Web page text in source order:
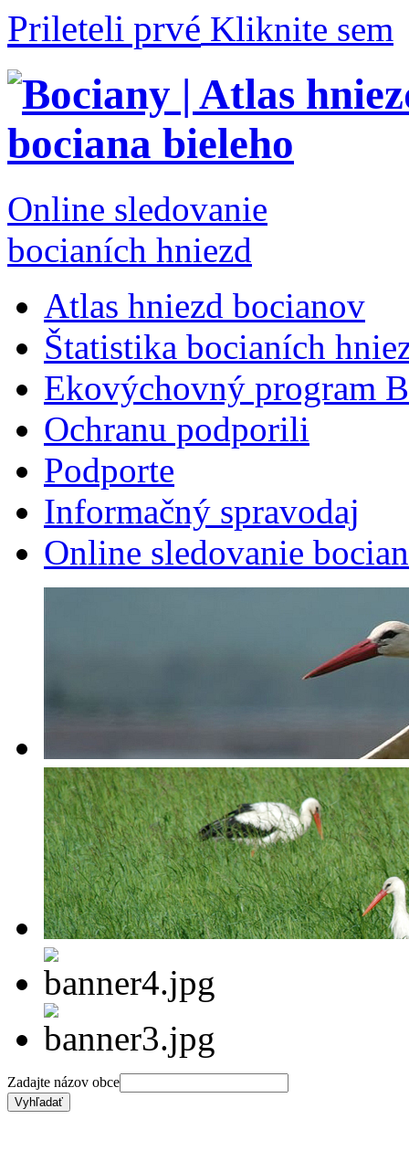
Prileteli prvé Kliknite sem
Online sledovanie
bocianích hniezd
Atlas hniezd bocianov
Štatistika bocianích
Ekovýchovný program
Ochranu podporili
Podporte
Informačný spravodaj
Online sledovanie
Zadajte názov obce